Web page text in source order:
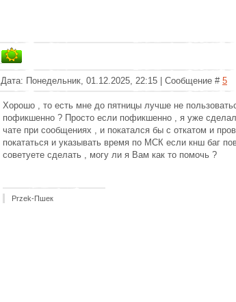
Дата: Понедельник, 01.12.2025, 22:15 | Сообщение # 5
Хорошо , то есть мне до пятницы лучше не
пофикшенно ? Просто если пофикшенно , я уже
чате при сообщениях , и покатался бы с откатом и
покататься и указывать время по МСК если кнш баг
советуете сделать , могу ли я Вам как то помочь ?
Przek-Пшек